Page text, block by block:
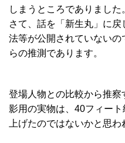
しまうところでありました
さて、話を「新生丸」に
法等が公開されていない
らの推測であります。
登場人物との比較から推
影用の実物は、40フィー
上げたのではないかと思わ